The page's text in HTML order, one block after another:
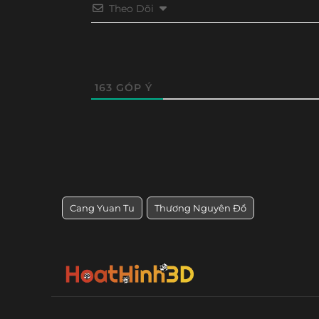
Theo Dõi
163 GÓP Ý
Cang Yuan Tu Thương Nguyên Đồ